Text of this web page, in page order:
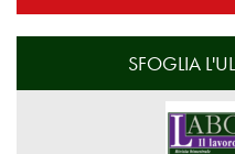
SFOGLIA